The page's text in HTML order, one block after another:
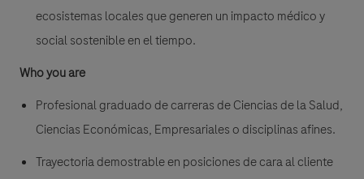
ecosistemas locales que generen un impacto médico y
social sostenible en el tiempo.
Who you are
Profesional graduado de carreras de Ciencias de la Salud,
Ciencias Económicas, Empresariales o disciplinas afines.
Trayectoria demostrable en posiciones de cara al cliente